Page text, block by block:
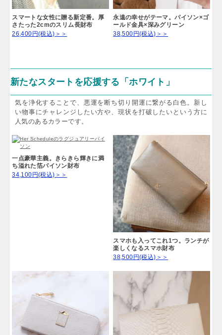
スマートな女性に贈る新定番。厚
さたった2cmのスリム長財布
26,400円(税込)＞＞
永遠の幸せがテーマ。パイソン×ゴ
ールド金具×深みグリーン
38,500円(税込)＞＞
新たなスタートを応援する「ホワイト」
気を浄化することで、悪運を断ち切り開運に繋がる白色。新し
い物事にチャレンジしたい方や、現状を打破したいという方に
人気のあるカラーです。
一点豪華主義。きらきら輝きに満
ち溢れた箔パイソン財布
34,100円(税込)＞＞
スマホも入ってこれ1つ。ランチが
楽しくなるスマホ財布
38,500円(税込)＞＞